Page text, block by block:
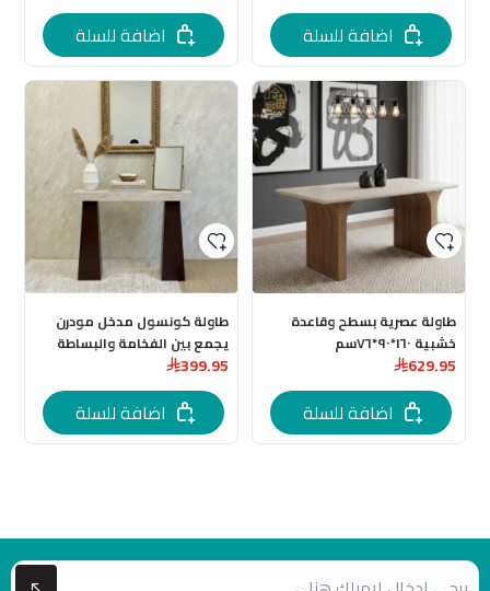
اضافة للسلة اضافة للسلة
طاولة عصرية بسطح وقاعدة
خشبية ١٦٠*٩٠*٧٦سم
629.95
اضافة للسلة
طاولة كونسول مدخل مودرن
يجمع بين الفخامة والبساطة
بعدة اللوان
399.95
اضافة للسلة